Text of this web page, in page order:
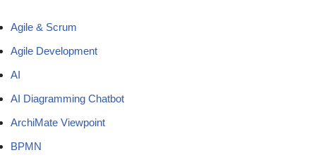
Agile & Scrum
Agile Development
AI
AI Diagramming Chatbot
ArchiMate Viewpoint
BPMN